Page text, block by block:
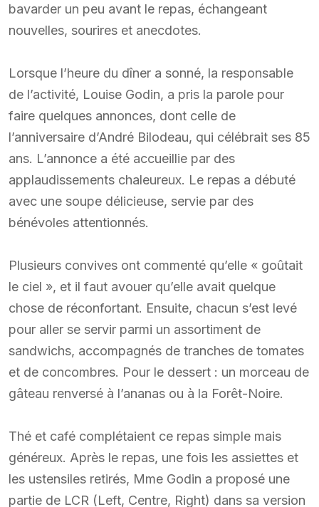
bavarder un peu avant le repas, échangeant
nouvelles, sourires et anecdotes.
Lorsque l’heure du dîner a sonné, la responsable
de l’activité, Louise Godin, a pris la parole pour
faire quelques annonces, dont celle de
l’anniversaire d’André Bilodeau, qui célébrait ses 85
ans. L’annonce a été accueillie par des
applaudissements chaleureux. Le repas a débuté
avec une soupe délicieuse, servie par des
bénévoles attentionnés.
Plusieurs convives ont commenté qu’elle « goûtait
le ciel », et il faut avouer qu’elle avait quelque
chose de réconfortant. Ensuite, chacun s’est levé
pour aller se servir parmi un assortiment de
sandwichs, accompagnés de tranches de tomates
et de concombres. Pour le dessert : un morceau de
gâteau renversé à l’ananas ou à la Forêt-Noire.
Thé et café complétaient ce repas simple mais
généreux. Après le repas, une fois les assiettes et
les ustensiles retirés, Mme Godin a proposé une
partie de LCR (Left, Centre, Right) dans sa version